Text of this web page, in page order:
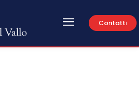
Contatti